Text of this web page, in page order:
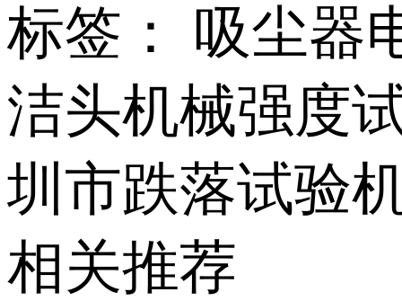
标签： 吸尘器
洁头机械强度
圳市跌落试验
相关推荐